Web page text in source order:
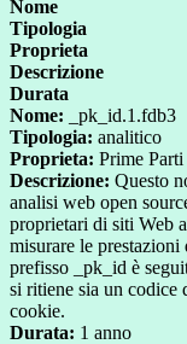
Nome
Tipologia
Proprieta
Descrizione
Durata
Nome: _pk_id.1.fdb3
Tipologia: analitico
Proprieta: Prime Parti
Descrizione: Questo
analisi web open
proprietari di siti Web
misurare le
prefisso _pk_id è
si ritiene sia un
cookie.
Durata: 1 anno